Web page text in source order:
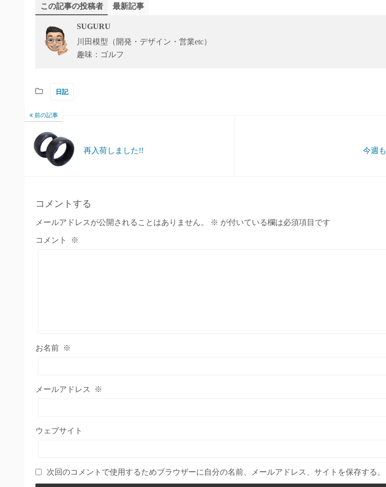
この記事の投稿者 最新記事
SUGURU
川田模型（開発・デザイン・営業etc）
趣味：ゴルフ
日記
前の記事
再入荷しました!! 今週も
コメントする
メールアドレスが公開されることはありません。 ※ が付いている欄は必須項目です
コメント ※
お名前 ※
メールアドレス ※
ウェブサイト
次回のコメントで使用するためブラウザーに自分の名前、メールアドレス、サイトを保存する。